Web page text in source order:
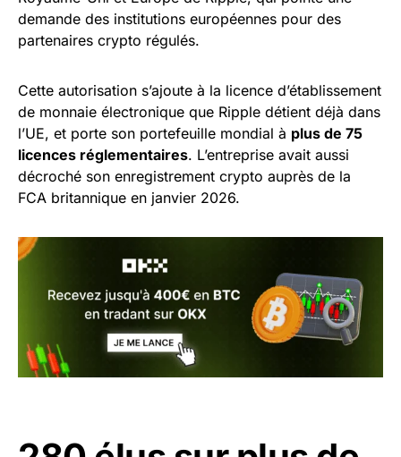
demande des institutions européennes pour des
partenaires crypto régulés.
Cette autorisation s’ajoute à la licence d’établissement
de monnaie électronique que Ripple détient déjà dans
l’UE, et porte son portefeuille mondial à plus de 75
licences réglementaires. L’entreprise avait aussi
décroché son enregistrement crypto auprès de la
FCA britannique en janvier 2026.